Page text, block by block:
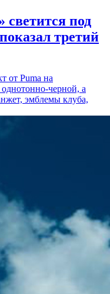
под
третий
от Puma на
черной, а
эмблемы клуба,